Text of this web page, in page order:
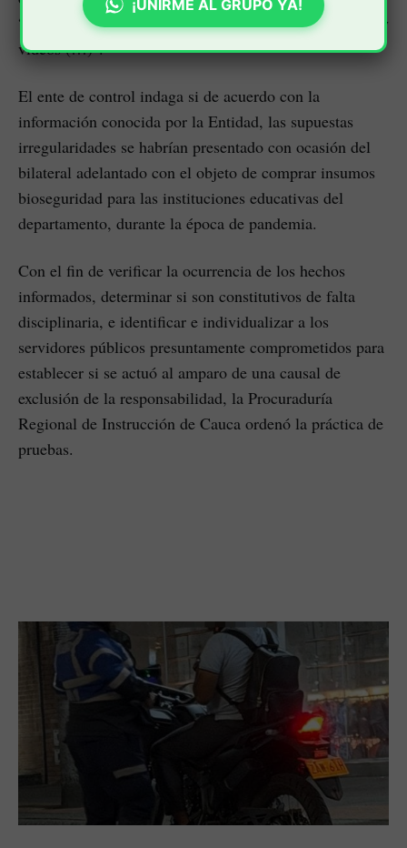
“quedando registrada esta transacción ilícita en audios y
videos (…)".
El ente de control indaga si de acuerdo con la
información conocida por la Entidad, las supuestas
irregularidades se habrían presentado con ocasión del
bilateral adelantado con el objeto de comprar insumos
bioseguridad para las instituciones educativas del
departamento, durante la época de pandemia.
Con el fin de verificar la ocurrencia de los hechos
informados, determinar si son constitutivos de falta
disciplinaria, e identificar e individualizar a los
servidores públicos presuntamente comprometidos para
establecer si se actuó al amparo de una causal de
exclusión de la responsabilidad, la Procuraduría
Regional de Instrucción de Cauca ordenó la práctica de
pruebas.
¡UNIRME AL GRUPO YA!